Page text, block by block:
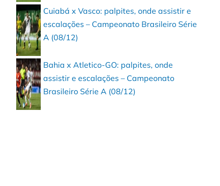
Cuiabá x Vasco: palpites, onde assistir e
escalações – Campeonato Brasileiro Série
A (08/12)
Bahia x Atletico-GO: palpites, onde
assistir e escalações – Campeonato
Brasileiro Série A (08/12)